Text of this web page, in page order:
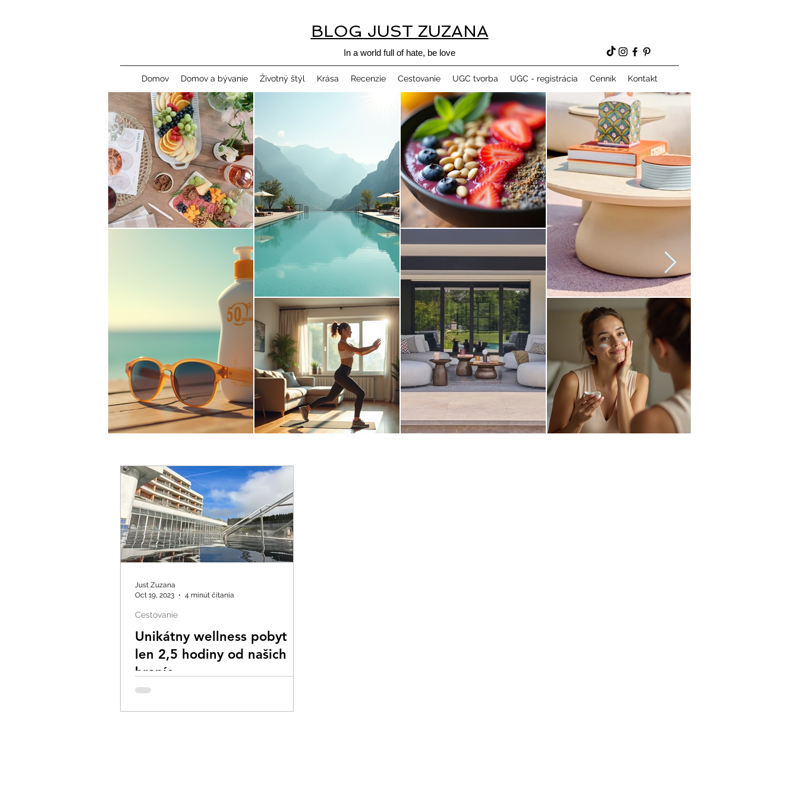
BLOG JUST ZUZANA
In a world full of hate, be love
Domov Domov a bývanie Životný štýl Krása Recenzie Cestovanie UGC tvorba UGC - registrácia Cenník Kontakt
Unikátny wellness pobyt
len 2,5 hodiny od našich
hraníc
Cestovanie
Just Zuzana
Oct 19, 2023
4 minút čítania